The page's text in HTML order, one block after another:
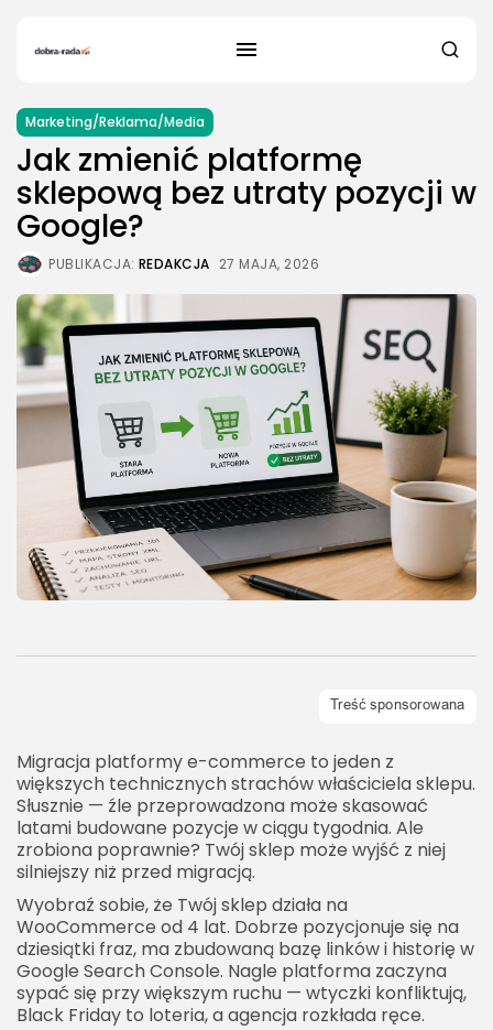
Marketing/Reklama/Media
Jak zmienić platformę
sklepową bez utraty pozycji w
Google?
PUBLIKACJA: REDAKCJA 27 MAJA, 2026
Migracja platformy e-commerce to jeden z
większych technicznych strachów właściciela sklepu.
Słusznie — źle przeprowadzona może skasować
latami budowane pozycje w ciągu tygodnia. Ale
zrobiona poprawnie? Twój sklep może wyjść z niej
silniejszy niż przed migracją.
Wyobraź sobie, że Twój sklep działa na
WooCommerce od 4 lat. Dobrze pozycjonuje się na
dziesiątki fraz, ma zbudowaną bazę linków i historię w
Google Search Console. Nagle platforma zaczyna
sypać się przy większym ruchu — wtyczki konfliktują,
Black Friday to loteria, a agencja rozkłada ręce.